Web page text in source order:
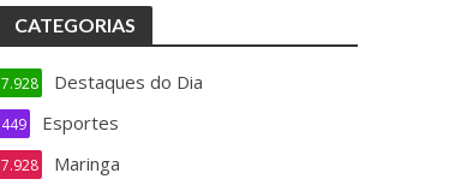
CATEGORIAS
Destaques do Dia
7.928
Esportes
449
Maringa
7.928